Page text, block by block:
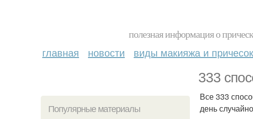
полезная информация о
главная новости виды макияжа и причесок
333
Популярные материалы
Все 333
день